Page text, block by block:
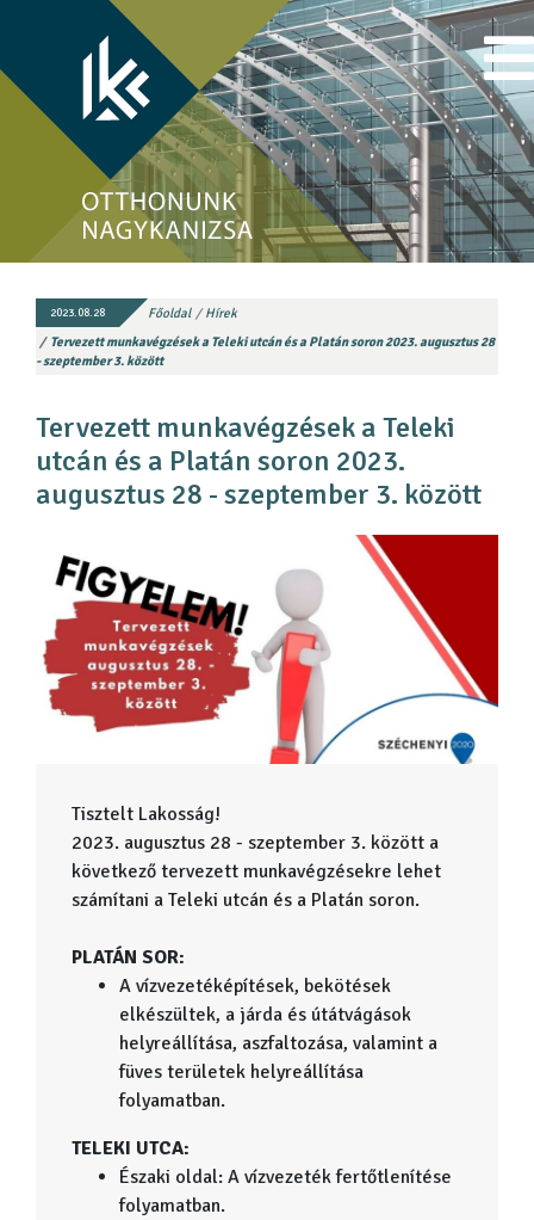
2023.08.28 Főoldal
Hírek
Tervezett munkavégzések a Teleki utcán és a Platán soron 2023. augusztus 28
- szeptember 3. között
Tervezett munkavégzések a Teleki
utcán és a Platán soron 2023.
augusztus 28 - szeptember 3. között
Tisztelt Lakosság!
2023. augusztus 28 - szeptember 3. között a
következő tervezett munkavégzésekre lehet
számítani a Teleki utcán és a Platán soron.
PLATÁN SOR:
A vízvezetéképítések, bekötések
elkészültek, a járda és útátvágások
helyreállítása, aszfaltozása, valamint a
füves területek helyreállítása
folyamatban.
TELEKI UTCA:
Északi oldal: A vízvezeték fertőtlenítése
folyamatban.